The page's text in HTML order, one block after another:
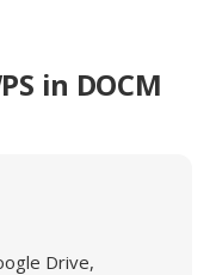
in DOCM
Drive,